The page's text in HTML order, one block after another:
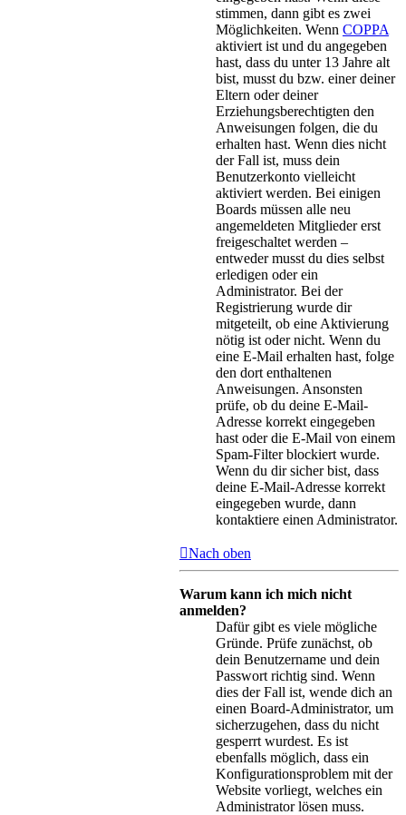
stimmen, dann gibt es zwei
Möglichkeiten. Wenn COPPA
aktiviert ist und du angegeben
hast, dass du unter 13 Jahre alt
bist, musst du bzw. einer deiner
Eltern oder deiner
Erziehungsberechtigten den
Anweisungen folgen, die du
erhalten hast. Wenn dies nicht
der Fall ist, muss dein
Benutzerkonto vielleicht
aktiviert werden. Bei einigen
Boards müssen alle neu
angemeldeten Mitglieder erst
freigeschaltet werden –
entweder musst du dies selbst
erledigen oder ein
Administrator. Bei der
Registrierung wurde dir
mitgeteilt, ob eine Aktivierung
nötig ist oder nicht. Wenn du
eine E-Mail erhalten hast, folge
den dort enthaltenen
Anweisungen. Ansonsten
prüfe, ob du deine E-Mail-
Adresse korrekt eingegeben
hast oder die E-Mail von einem
Spam-Filter blockiert wurde.
Wenn du dir sicher bist, dass
deine E-Mail-Adresse korrekt
eingegeben wurde, dann
kontaktiere einen Administrator.
Nach oben
Warum kann ich mich nicht
anmelden?
Dafür gibt es viele mögliche
Gründe. Prüfe zunächst, ob
dein Benutzername und dein
Passwort richtig sind. Wenn
dies der Fall ist, wende dich an
einen Board-Administrator, um
sicherzugehen, dass du nicht
gesperrt wurdest. Es ist
ebenfalls möglich, dass ein
Konfigurationsproblem mit der
Website vorliegt, welches ein
Administrator lösen muss.